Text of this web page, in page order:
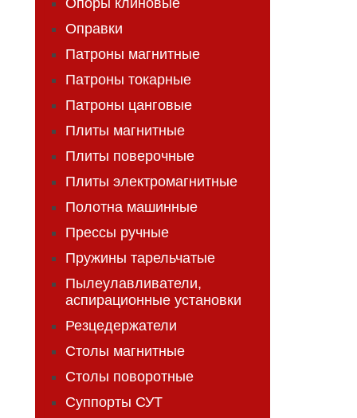
Опоры клиновые
Оправки
Патроны магнитные
Патроны токарные
Патроны цанговые
Плиты магнитные
Плиты поверочные
Плиты электромагнитные
Полотна машинные
Прессы ручные
Пружины тарельчатые
Пылеулавливатели,
аспирационные установки
Резцедержатели
Столы магнитные
Столы поворотные
Суппорты СУТ